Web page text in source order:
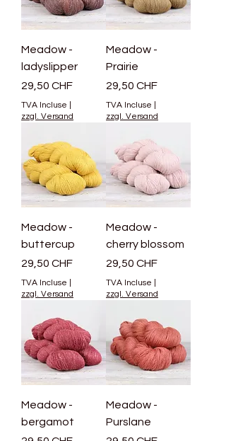
Meadow -
ladyslipper
Prix
29,50 CHF
TVA Incluse
zzgl. Versand
Meadow -
Prairie
Prix
29,50 CHF
TVA Incluse
zzgl. Versand
Meadow -
buttercup
Prix
29,50 CHF
TVA Incluse
zzgl. Versand
Meadow -
cherry blossom
Prix
29,50 CHF
TVA Incluse
zzgl. Versand
Meadow -
bergamot
Meadow -
Purslane